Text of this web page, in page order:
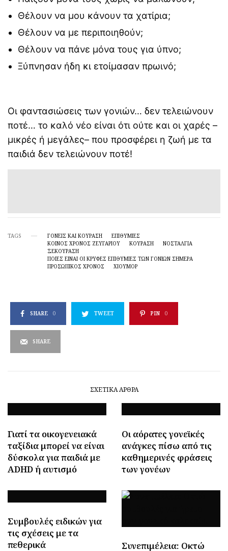
Θέλουν να μου κάνουν τα χατίρια;
Θέλουν να με περιποιηθούν;
Θέλουν να πάνε μόνα τους για ύπνο;
Ξύπνησαν ήδη κι ετοίμασαν πρωινό;
Οι φαντασιώσεις των γονιών… δεν τελειώνουν
ποτέ… το καλό νέο είναι ότι ούτε και οι χαρές –
μικρές ή μεγάλες– που προσφέρει η ζωή με τα
παιδιά δεν τελειώνουν ποτέ!
TAGS ΓΟΝΕΊΣ ΚΑΙ ΚΟΎΡΑΣΗ
ΕΠΙΘΥΜΊΕΣ
ΚΟΙΝΌΣ ΧΡΌΝΟΣ ΖΕΥΓΑΡΙΟΎ
ΚΟΥΡΑΣΗ
ΝΟΣΤΑΛΓΊΑ
ΞΕΚΟΥΡΑΣΗ
ΠΟΙΕΣ ΕΊΝΑΙ ΟΙ ΚΡΥΦΈΣ ΕΠΙΘΥΜΊΕΣ ΤΩΝ ΓΟΝΙΏΝ ΣΉΜΕΡΑ
ΠΡΟΣΩΠΙΚΌΣ ΧΡΌΝΟΣ
ΧΙΟΥΜΟΡ
SHARE 0 TWEET PIN 0
SHARE
ΣΧΕΤΙΚΆ ΆΡΘΡΑ
Γιατί τα οικογενειακά
ταξίδια μπορεί να είναι
δύσκολα για παιδιά με
ADHD ή αυτισμό
Οι αόρατες γονεϊκές
ανάγκες πίσω από τις
καθημερινές φράσεις
των γονέων
Συμβουλές ειδικών για
τις σχέσεις με τα
πεθερικά
Συνεπιμέλεια: Οκτώ